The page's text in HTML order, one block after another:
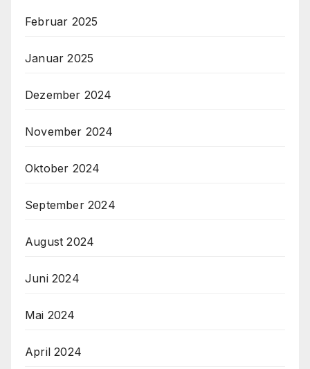
Februar 2025
Januar 2025
Dezember 2024
November 2024
Oktober 2024
September 2024
August 2024
Juni 2024
Mai 2024
April 2024